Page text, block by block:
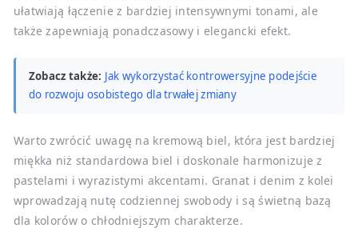
ułatwiają łączenie z bardziej intensywnymi tonami, ale
także zapewniają ponadczasowy i elegancki efekt.
Zobacz także: Jak wykorzystać kontrowersyjne podejście
do rozwoju osobistego dla trwałej zmiany
Warto zwrócić uwagę na kremową biel, która jest bardziej
miękka niż standardowa biel i doskonale harmonizuje z
pastelami i wyrazistymi akcentami. Granat i denim z kolei
wprowadzają nutę codziennej swobody i są świetną bazą
dla kolorów o chłodniejszym charakterze.